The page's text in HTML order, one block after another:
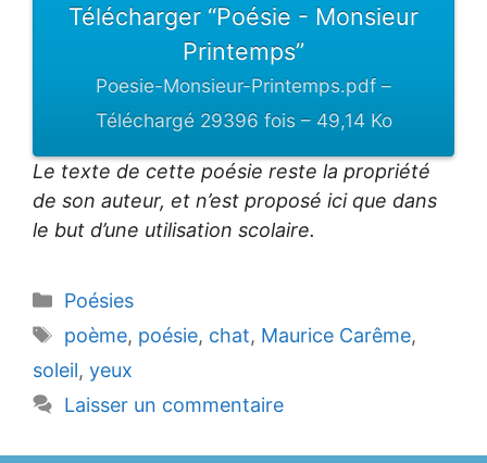
Télécharger “Poésie - Monsieur
Printemps”
Poesie-Monsieur-Printemps.pdf –
Téléchargé 29396 fois – 49,14 Ko
Le texte de cette poésie reste la propriété
de son auteur, et n’est proposé ici que dans
le but d’une utilisation scolaire.
Catégories
Poésies
Étiquettes
poème, poésie, chat, Maurice Carême,
soleil, yeux
Laisser un commentaire